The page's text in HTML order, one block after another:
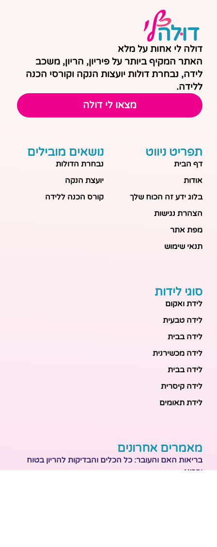
דולה לי אחות על מלא
האתר המקיף ביותר על פיריון, הריון, משכב
לידה, נבחרת דולות יועצות הנקה וקורסי הכנה
ללידה.
מצאו לי דולה
תפריט ניווט
דף הבית
אודות
בלוג ידע זה הכוח שלך
הצהרת נגישות
מפת אתר
תנאי שימוש
נושאים מובילים
נבחרת הדולות
יועצת הנקה
קורס הכנה ללידה
סוגי לידות
לידת ואקום
לידה טבעית
לידה בבית
לידה מכשירנית
לידה בבית
לידה קיסרית
לידת תאומים
מאמרים אחרונים
בריאות האם והעובר: כל הכלים והבדיקות להריון בטוח
ובריא